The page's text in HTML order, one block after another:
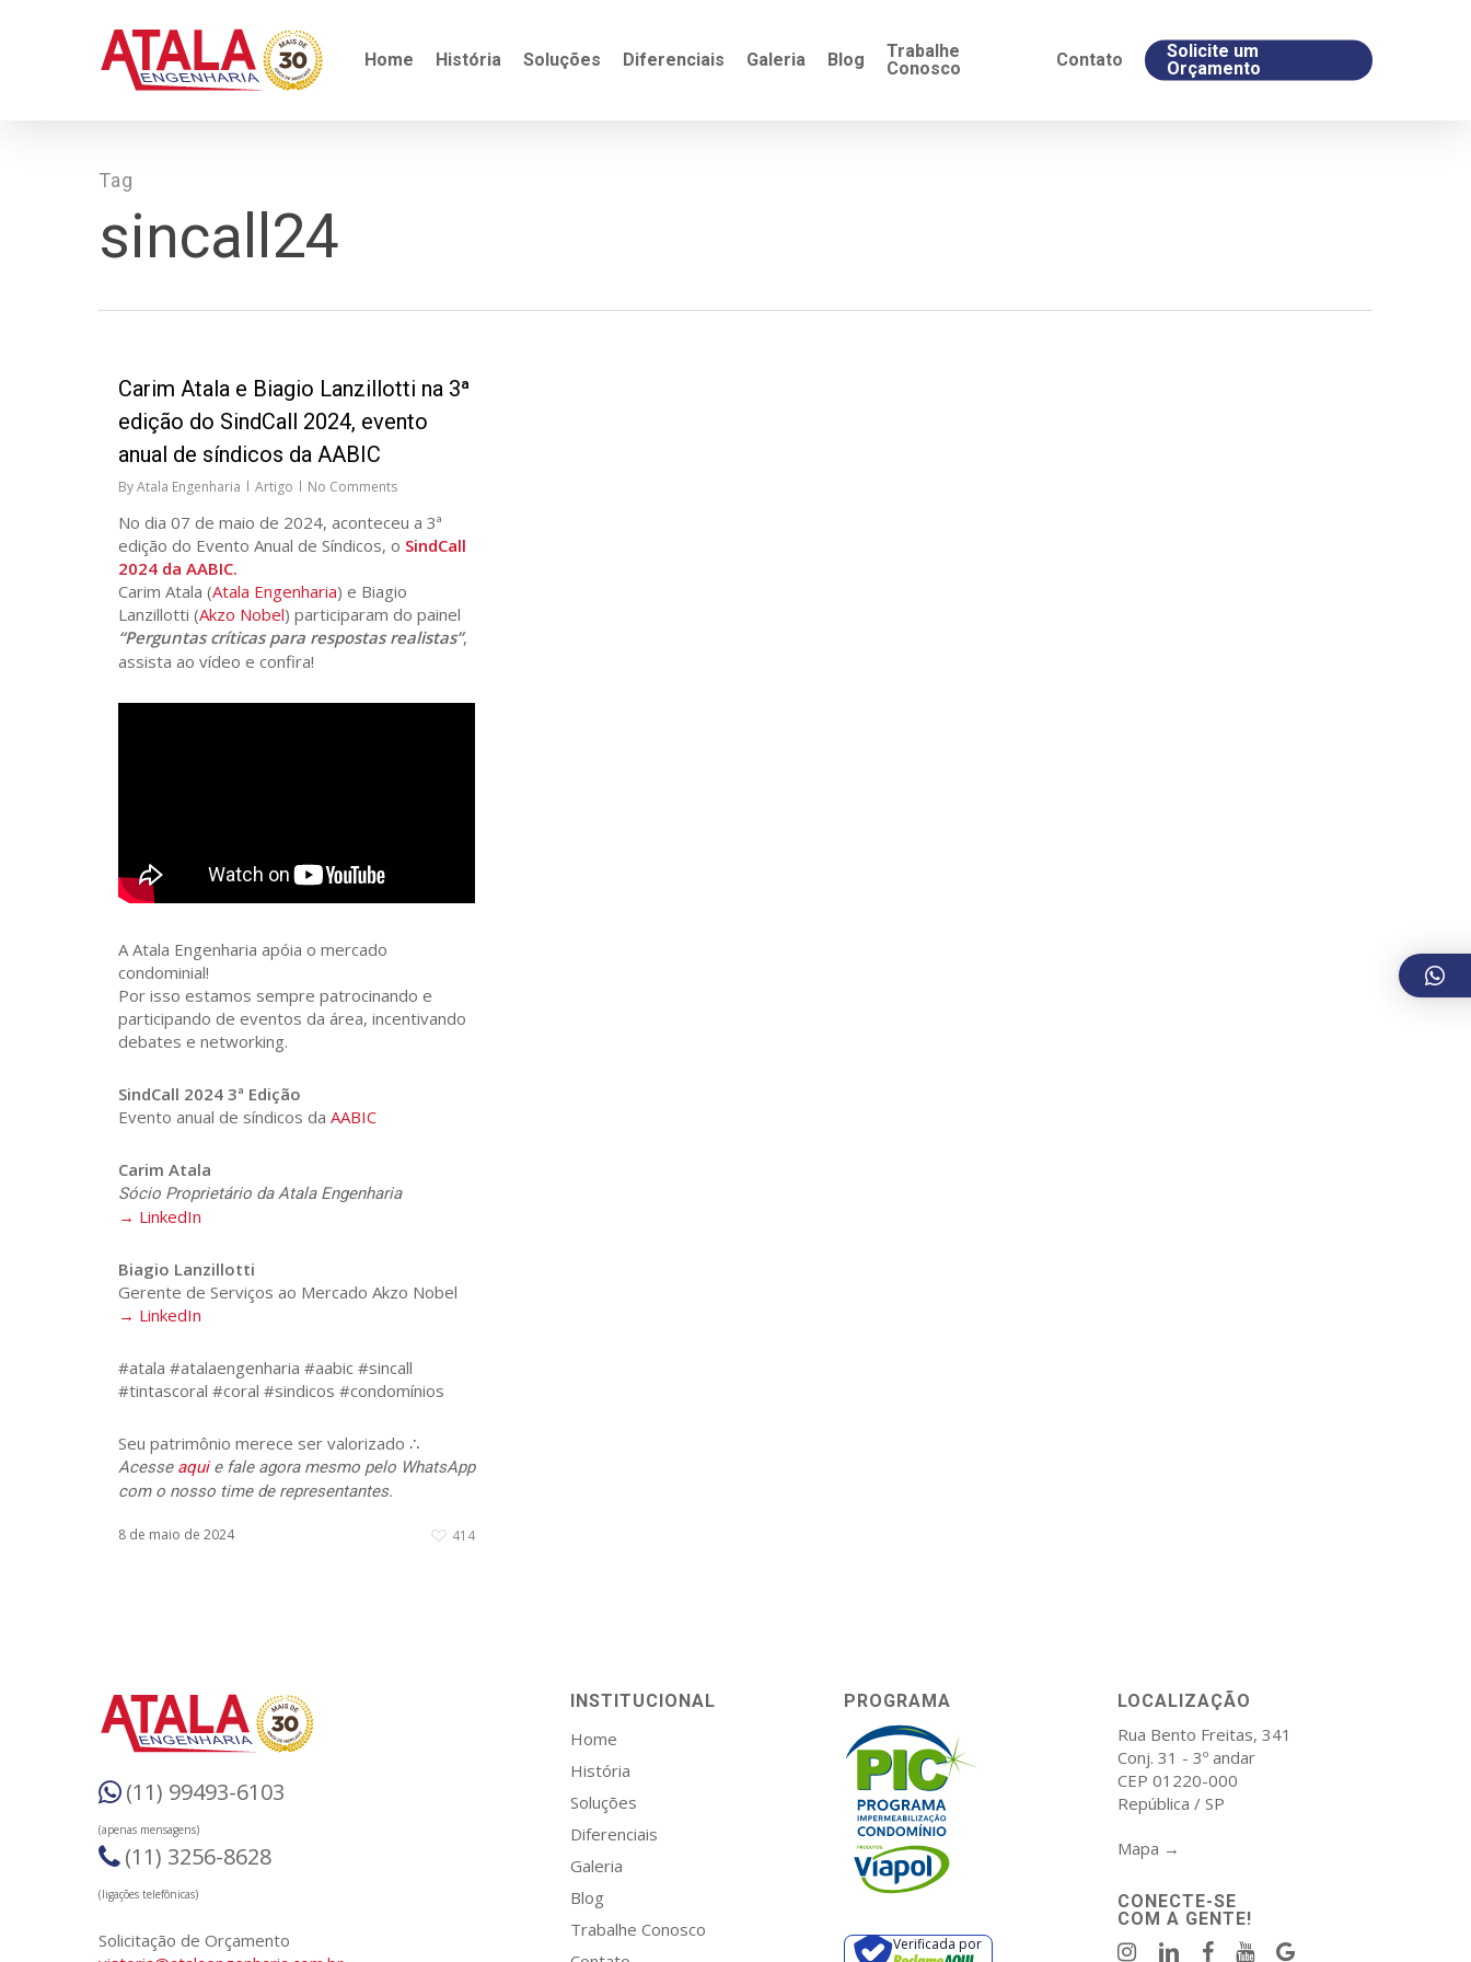
Home História Soluções Diferenciais Galeria Blog
Trabalhe
Conosco
Contato
Solicite um
Orçamento
Tag
sincall24
Carim Atala e Biagio Lanzillotti na 3ª
edição do SindCall 2024, evento
anual de síndicos da AABIC
ByAtala Engenharia Artigo No Comments
No dia 07 de maio de 2024, aconteceu a 3ª
edição do Evento Anual de Síndicos, o SindCall
2024 da AABIC.
Carim Atala (Atala Engenharia) e Biagio
Lanzillotti (Akzo Nobel) participaram do painel
“Perguntas críticas para respostas realistas”,
assista ao vídeo e confira!
A Atala Engenharia apóia o mercado
condominial!
Por isso estamos sempre patrocinando e
participando de eventos da área, incentivando
debates e networking.
SindCall 2024 3ª Edição
Evento anual de síndicos da AABIC
Carim Atala
Sócio Proprietário da Atala Engenharia
→ LinkedIn
Biagio Lanzillotti
Gerente de Serviços ao Mercado Akzo Nobel
→ LinkedIn
#atala #atalaengenharia #aabic #sincall
#tintascoral #coral #sindicos #condomínios
Seu patrimônio merece ser valorizado ∴
Acesse aquie fale agora mesmo pelo WhatsApp
com o nosso time de representantes.
8 de maio de 2024 414
(11) 99493-6103
(apenas mensagens)
(11) 3256-8628
(ligações telefônicas)
Solicitação de Orçamento
INSTITUCIONAL
Home
História
Soluções
Diferenciais
Galeria
Blog
Trabalhe Conosco
PROGRAMA
Verificada por
LOCALIZAÇÃO
Rua Bento Freitas, 341
Conj. 31 - 3º andar
CEP 01220-000
República / SP
Mapa →
CONECTE-SE
COM A GENTE!